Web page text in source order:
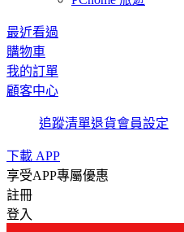
最近看過
購物車
我的訂單
顧客中心
追蹤清單退貨會員設定
下載 APP
享受APP專屬優惠
註冊
登入